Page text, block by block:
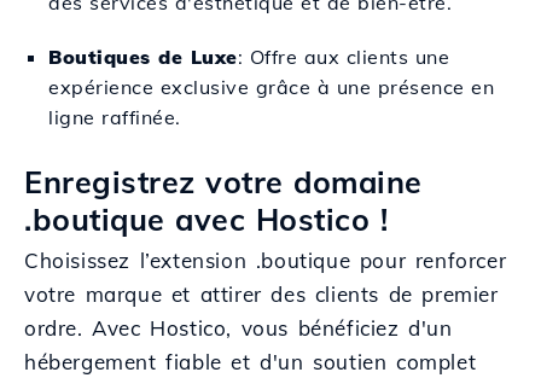
Boutiques de Luxe: Offre aux clients une
expérience exclusive grâce à une présence en
ligne raffinée.
Enregistrez votre domaine
.boutique avec Hostico !
Choisissez l’extension .boutique pour renforcer
votre marque et attirer des clients de premier
ordre. Avec Hostico, vous bénéficiez d'un
hébergement fiable et d'un soutien complet